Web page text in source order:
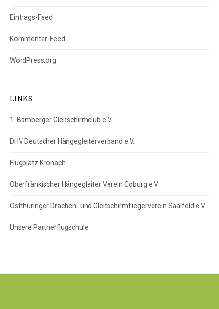
Eintrags-Feed
Kommentar-Feed
WordPress.org
LINKS
1. Bamberger Gleitschirmclub e.V
DHV Deutscher Hängegleiterverband e.V.
Flugplatz Kronach
Oberfränkischer Hängegleiter Verein Coburg e.V
Ostthüringer Drachen- und Gleitschirmfliegerverein Saalfeld e.V.
Unsere Partnerflugschule